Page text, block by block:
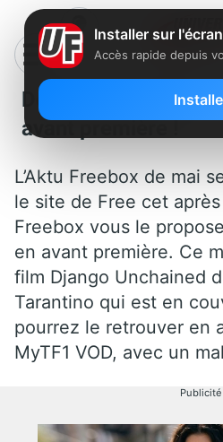
Découvrez l’Aktu
avant première !
L’Aktu Freebox de mai
le site de Free cet
Freebox vous le
en avant première. Ce
film Django Unchained
Tarantino qui est en
pourrez le retrouver en
MyTF1 VOD, avec un
Publicité
Installer sur
Accès rapide depuis